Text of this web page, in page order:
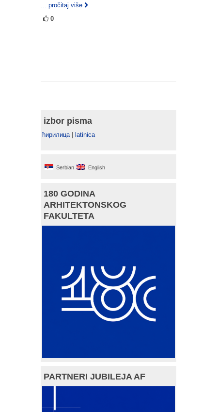
... pročitaj više
0
izbor pisma
ћирилица| latinica
Serbian English
180 GODINA
ARHITEKTONSKOG
FAKULTETA
PARTNERI JUBILEJA AF